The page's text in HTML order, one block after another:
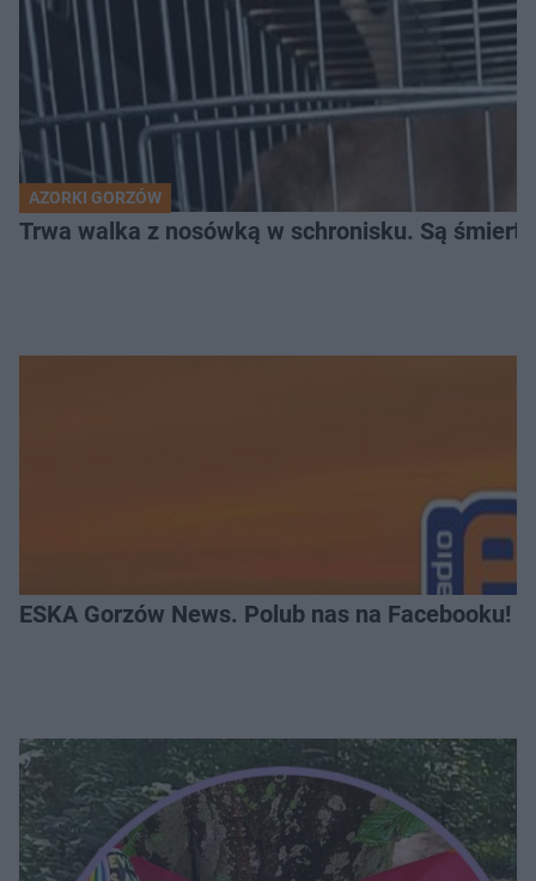
AZORKI GORZÓW
Trwa walka z nosówką w schronisku. Są
ESKA Gorzów News. Polub nas na Facebooku!